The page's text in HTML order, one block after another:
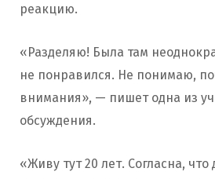
реакцию.
«Разделяю! Была там
не понравился. Не понимаю,
внимания», — пишет одна из
обсуждения.
«Живу тут 20 лет. Согласна,